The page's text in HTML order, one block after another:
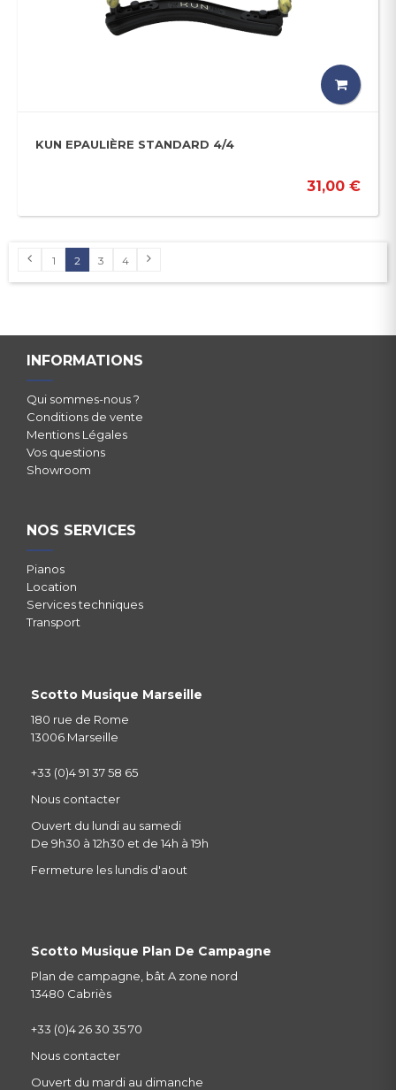
KUN EPAULIÈRE STANDARD 4/4
31,00 €
1 2 3 4
INFORMATIONS
Qui sommes-nous ?
Conditions de vente
Mentions Légales
Vos questions
Showroom
NOS SERVICES
Pianos
Location
Services techniques
Transport
Scotto Musique Marseille
180 rue de Rome
13006 Marseille
+33 (0)4 91 37 58 65
Nous contacter
Ouvert du lundi au samedi
De 9h30 à 12h30 et de 14h à 19h
Fermeture les lundis d'aout
Scotto Musique Plan De Campagne
Plan de campagne, bât A zone nord
13480 Cabriès
+33 (0)4 26 30 35 70
Nous contacter
Ouvert du mardi au dimanche